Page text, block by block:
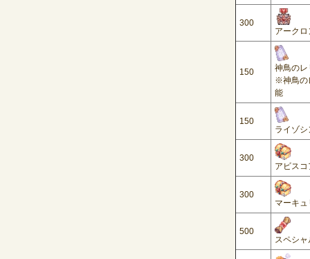
300
アーク
150
神鳥のレ
※神鳥の
能
150
ライゾ
300
アビス
300
マーキ
500
スペシ